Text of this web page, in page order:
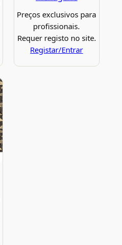
Preços exclusivos para
profissionais.
Requer registo no site.
Registar/Entrar